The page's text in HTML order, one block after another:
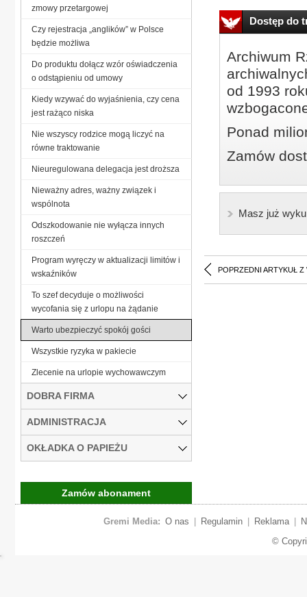
Dostęp do
Archiwum
od 1993
Ponad
Zamów
Masz już
POPRZEDNI ARTYKUŁ Z
zmowy przetargowej
Czy rejestracja „anglików” w Polsce
będzie możliwa
Do produktu dołącz wzór oświadczenia
o odstąpieniu od umowy
Kiedy wzywać do wyjaśnienia, czy cena
jest rażąco niska
Nie wszyscy rodzice mogą liczyć na
równe traktowanie
Nieuregulowana delegacja jest droższa
Nieważny adres, ważny związek i
wspólnota
Odszkodowanie nie wyłącza innych
roszczeń
Program wyręczy w aktualizacji limitów i
wskaźników
To szef decyduje o możliwości
wycofania się z urlopu na żądanie
Warto ubezpieczyć spokój gości
Wszystkie ryzyka w pakiecie
Zlecenie na urlopie wychowawczym
DOBRA FIRMA
ADMINISTRACJA
OKŁADKA O PAPIEŻU
Zamów abonament
Gremi Media: O nas Regulamin Reklama
©